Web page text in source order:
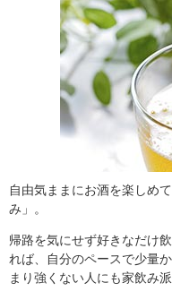
自由気ままにお酒を楽しめ
み」。
帰路を気にせず好きなだけ
れば、自分のペースで少量
まり強くない人にも家飲み